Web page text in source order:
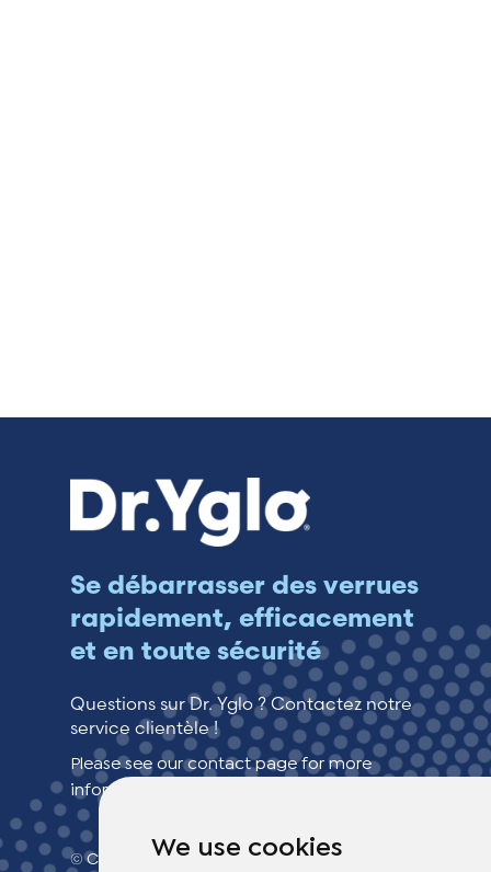
We use cookies
Se débarrasser des verrues
rapidement, efficacement
et en toute sécurité
Questions sur Dr. Yglo ? Contactez notre
service clientèle !
Please see our contact page for more
information.
© Copyright 2026 TheOTCLab B.V.> Politique